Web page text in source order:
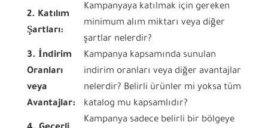
2. Katılım
Şartları:
Kampanyaya katılmak için gereken
minimum alım miktarı veya diğer
şartlar nelerdir?
3. İndirim
Oranları
veya
Avantajlar:
Kampanya kapsamında sunulan
indirim oranları veya diğer avantajlar
nelerdir? Belirli ürünler mi yoksa tüm
katalog mu kapsamlıdır?
Kampanya sadece belirli bir bölgeye